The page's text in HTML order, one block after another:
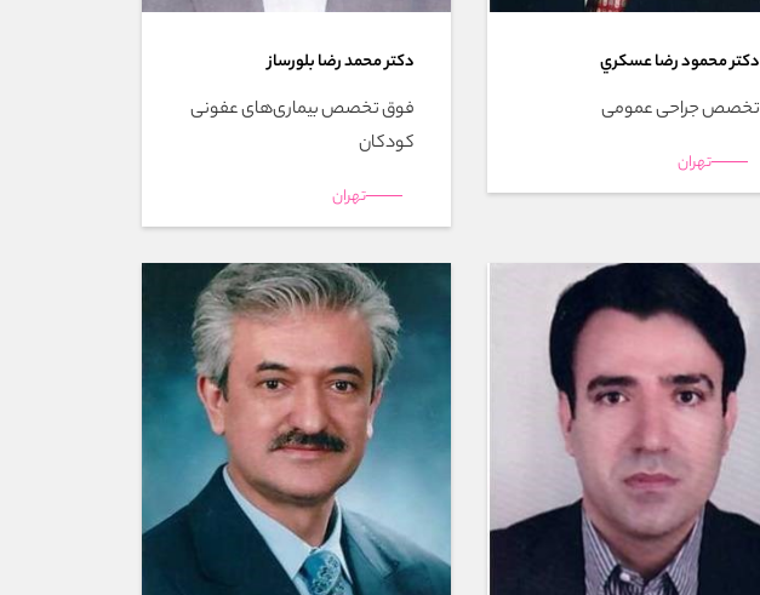
دکتر محمود رضا عسکري
تخصص جراحی عمومی
تهران
دکتر محمد رضا بلورساز
فوق تخصص بیماری‌های عفونی
کودکان
تهران